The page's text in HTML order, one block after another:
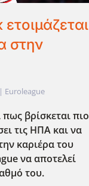
στην
Euroleague
βρίσκεται πιο
τις ΗΠΑ και να
καριέρα του
να αποτελεί
του.